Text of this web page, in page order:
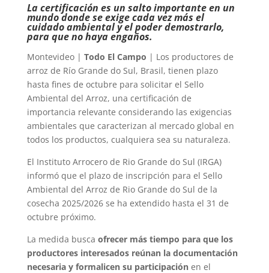
La certificación es un salto importante en un
mundo donde se exige cada vez más el
cuidado ambiental y el poder demostrarlo,
para que no haya engaños.
Montevideo | Todo El Campo | Los productores de
arroz de Río Grande do Sul, Brasil, tienen plazo
hasta fines de octubre para solicitar el Sello
Ambiental del Arroz, una certificación de
importancia relevante considerando las exigencias
ambientales que caracterizan al mercado global en
todos los productos, cualquiera sea su naturaleza.
El Instituto Arrocero de Rio Grande do Sul (IRGA)
informó que el plazo de inscripción para el Sello
Ambiental del Arroz de Rio Grande do Sul de la
cosecha 2025/2026 se ha extendido hasta el 31 de
octubre próximo.
La medida busca ofrecer más tiempo para que los
productores interesados reúnan la documentación
necesaria y formalicen su participaciónen el